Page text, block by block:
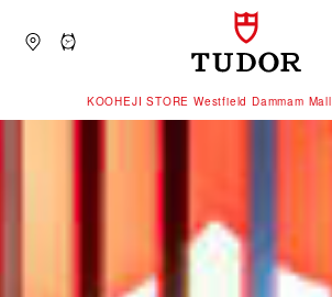
‭KOOHEJI STORE Westfield Dammam Mall‬